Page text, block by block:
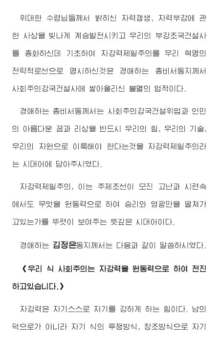
위대한 수령님들께서 밝히신 자력갱생, 자력부강에 관
한 사상을 빛나게 계승발전시키고 우리의 부강조국건설사
를 총화하신데 기초하여 자강력제일주의를 우리 혁명의
전략적로선으로 명시하신것은 경애하는 총비서동지께서
사회주의강국건설사에 쌓아올리신 불멸의 업적이다.
경애하는 총비서동께서는 사회주의강국건설위업과 인민
의 아름다운 꿈과 리상을 반드시 우리의 힘, 우리의 기술,
우리의 자원으로 이룩해야 한다는것을 자강력제일주의라
는 시대어에 담아주시였다.
자강력제일주의, 이는 주체조선이 모진 고난과 시련속
에서도 무엇을 원동력으로 하여 승리와 영광만을 떨쳐가
고있는가를 뚜렷이 보여주는 뜻깊은 시대어이다.
경애하는 김정은동지 께서는 다음과 같이 말씀하시였다.
《우리 식 사회주의는 자강력을 원동력으로 하여 전진
하고있습니다.》
자강력은 자기스스로 자기를 강하게 하는 힘이다. 남의
덕으로가 아니라 자기 식의 투쟁방식, 창조방식으로 자기